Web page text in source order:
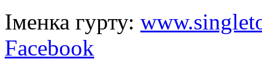
Іменка гурту:
Facebook